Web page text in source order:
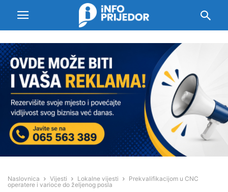
Naslovnica Vijesti Lokalne vijesti
Prekvalifikacijom u CNC
operatere i varioce do željenog posla